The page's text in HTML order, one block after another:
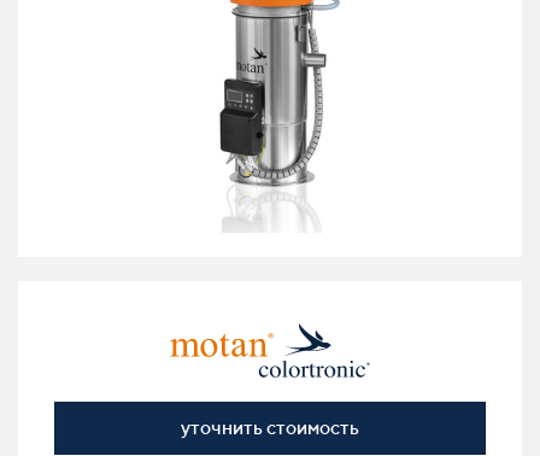
уточнить стоимость